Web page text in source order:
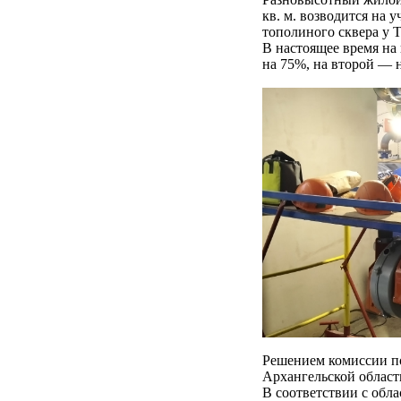
кв. м. возводится на
тополиного сквера
В настоящее время
на 75%, на второй —
Решением комиссии
Архангельской
В соответствии с